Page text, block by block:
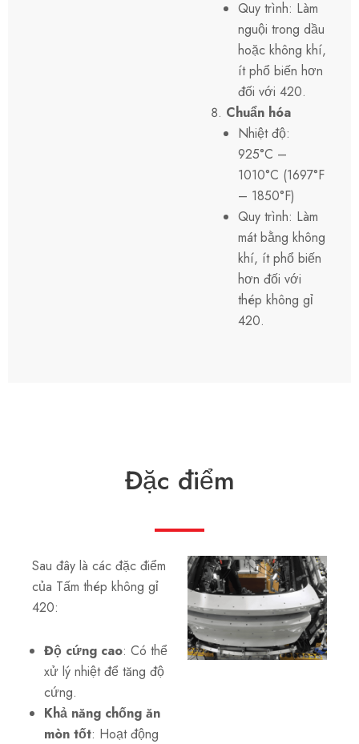
Quy trình: Làm
nguội trong dầu
hoặc không khí,
ít phổ biến hơn
đối với 420.
Chuẩn hóa
Nhiệt độ:
925°C –
1010°C (1697°F
– 1850°F)
Quy trình: Làm
mát bằng không
khí, ít phổ biến
hơn đối với
thép không gỉ
420.
Đặc điểm
Sau đây là các đặc điểm
của Tấm thép không gỉ
420:
Độ cứng cao: Có thể
xử lý nhiệt để tăng độ
cứng.
Khả năng chống ăn
mòn tốt: Hoạt động